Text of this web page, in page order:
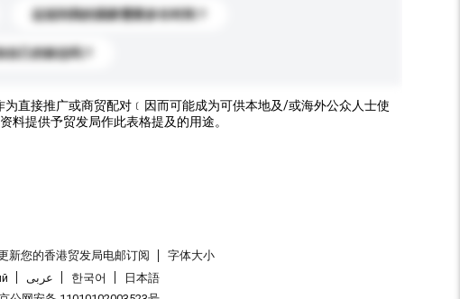
运送到我的国家需要多长时间？
自己的标志吗？
直接推广或商贸配对﹝因而可能成为可供本地及/或海外公众人士使
料提供予贸发局作此表格提及的用途。
新您的香港贸发局电邮订阅
字体大小
عربى 한국어
日本語